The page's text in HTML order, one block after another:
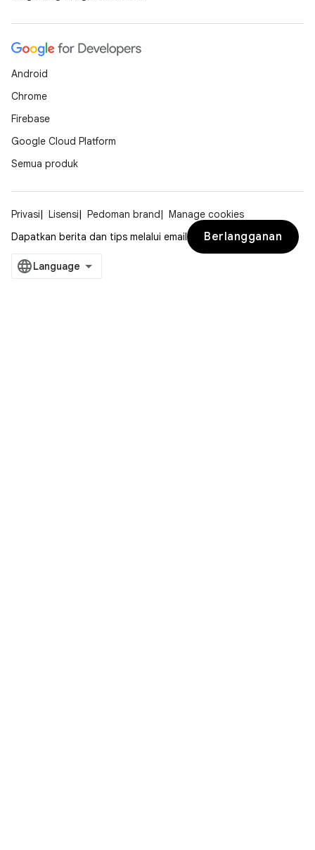
Android
Chrome
Firebase
Google Cloud Platform
Semua produk
Privasi Lisensi Pedoman brand
Manage cookies
Dapatkan berita dan tips melalui email
Berlangganan